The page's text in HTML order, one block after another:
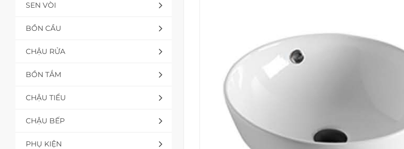
SEN VÒI
BỒN CẦU
CHẬU RỬA
BỒN TẮM
CHẬU TIỂU
CHẬU BẾP
PHỤ KIỆN